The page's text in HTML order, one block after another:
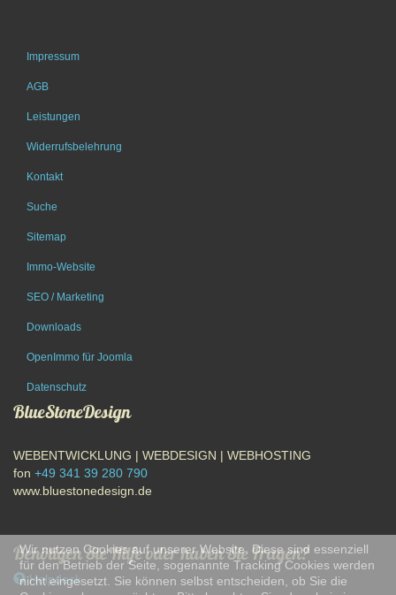
Impressum
AGB
Leistungen
Widerrufsbelehrung
Kontakt
Suche
Sitemap
Immo-Website
SEO / Marketing
Downloads
OpenImmo für Joomla
Datenschutz
BlueStoneDesign
WEBENTWICKLUNG | WEBDESIGN | WEBHOSTING
fon +49 341 39 280 790
www.bluestonedesign.de
Benötigen Sie Hilfe oder haben Sie Fragen?
Helpdesk
Wir nutzen Cookies auf unserer Website. Diese sind essenziell
für den Betrieb der Seite, sogenannte Tracking Cookies werden
nicht eingesetzt. Sie können selbst entscheiden, ob Sie die